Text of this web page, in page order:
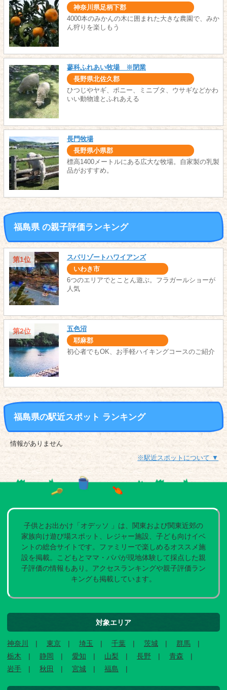
神奈川県足柄下郡
4000本のみかんの木に囲まれた大きな農園で、みか
ん狩りを楽しもう
蓼科ふれあい牧場 ※閉業
長野県北佐久郡
ひつじやヤギ、ポニー、ミニブタ、ウサギなどかわ
いい動物達とふれあえる
長門牧場
長野県小県郡
標高1400メートルにある広大な牧場。自家製の乳製
品がおすすめ。
福島県 の親子評価ランキング
第1位 スパリゾートハワイアンズ
いわき市
6つのエリアでとことん遊ぶ。フラガールショーが
人気
第2位 五色沼
耶麻郡
初心者でもOK、お手軽ハイキングコースのご紹介
福島県の駅近スポット ランキング
情報がありません
※駅近スポットについて ▼
子供とお出かけ「オデッソ 」は、関東および関東近郊の
家族向け遊び場スポット、レジャー施設、子ども向けイベ
ントの総合サイトです。ファミリーで楽しめるオススメ施
設を掲載。こどもとママ・パパが現地体験して採点した親
子評価の情報もあり。アクセスランキングや親子評価ラン
キングも掲載しています。
対象エリア
神奈川 東京 埼玉 千葉 茨城
群馬
栃木
静岡 愛知 山梨 長野
青森
岩手
秋田 宮城 福島